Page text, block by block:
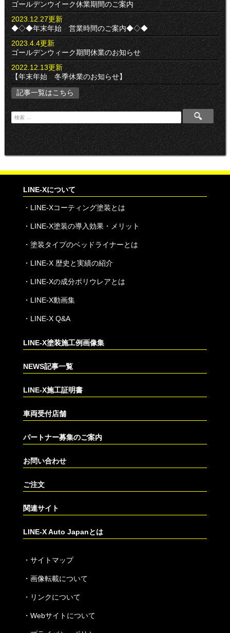
ゴールデンウイーク休業期間のご案内
2023.12.27更新
◆◇◆年末年始 営業時間のご案内◆◇◆
2023.4.4更新
ゴールデンウィーク期間休業のお知らせ
2022.12.13更新
【年末年始 冬季休業のお知らせ】
記事一覧はこちら
検
索
:
LINE-Xについて
・ LINE-Xコーティング塗装とは
・ LINE-X塗装の導入効果・メリット
・ 塗装タイプのベッドライナーとは
・ LINE-X 歴史と実績の紹介
・ LINE-Xの成分ポリウレアとは
・ LINE-X動画集
・ LINE-X Q&A
LINE-X塗装施工例画像集
NEWS記事一覧
LINE-X施工証明書
車両受付店舗
パートナー募集のご案内
お問い合わせ
ご注文
関連サイト
LINE-X Auto Japanとは
・ サイトマップ
・ 画像転載について
・ リンクについて
・ Webサイトについて